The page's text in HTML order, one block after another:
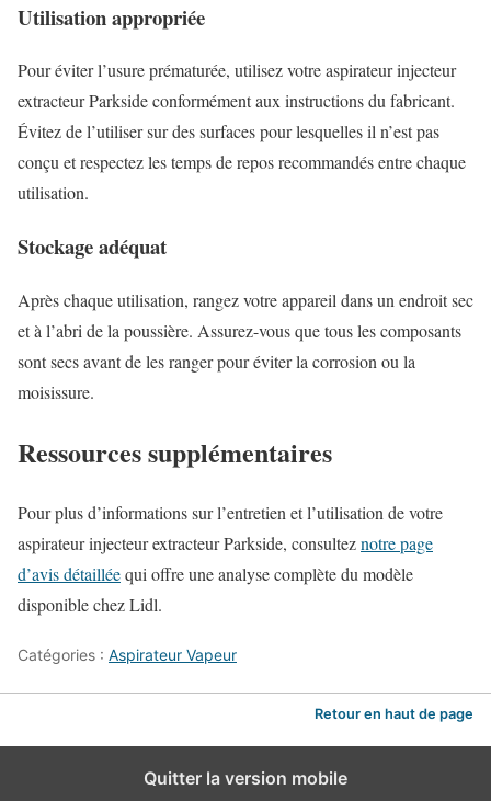
Utilisation appropriée
Pour éviter l’usure prématurée, utilisez votre aspirateur injecteur
extracteur Parkside conformément aux instructions du fabricant.
Évitez de l’utiliser sur des surfaces pour lesquelles il n’est pas
conçu et respectez les temps de repos recommandés entre chaque
utilisation.
Stockage adéquat
Après chaque utilisation, rangez votre appareil dans un endroit sec
et à l’abri de la poussière. Assurez-vous que tous les composants
sont secs avant de les ranger pour éviter la corrosion ou la
moisissure.
Ressources supplémentaires
Pour plus d’informations sur l’entretien et l’utilisation de votre
aspirateur injecteur extracteur Parkside, consulteznotre page
d’avis détailléequi offre une analyse complète du modèle
disponible chez Lidl.
Catégories : Aspirateur Vapeur
Retour en haut de page
Quitter la version mobile